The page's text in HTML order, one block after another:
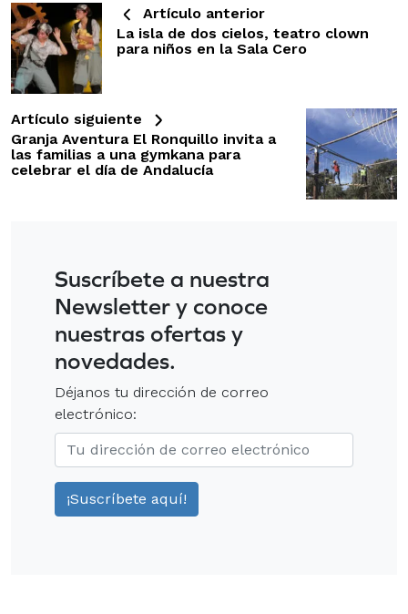
Artículo anterior
La isla de dos cielos, teatro clown
para niños en la Sala Cero
Artículo siguiente
Granja Aventura El Ronquillo invita a
las familias a una gymkana para
celebrar el día de Andalucía
Suscríbete a nuestra
Newsletter y conoce
nuestras ofertas y
novedades.
Déjanos tu dirección de correo
electrónico: